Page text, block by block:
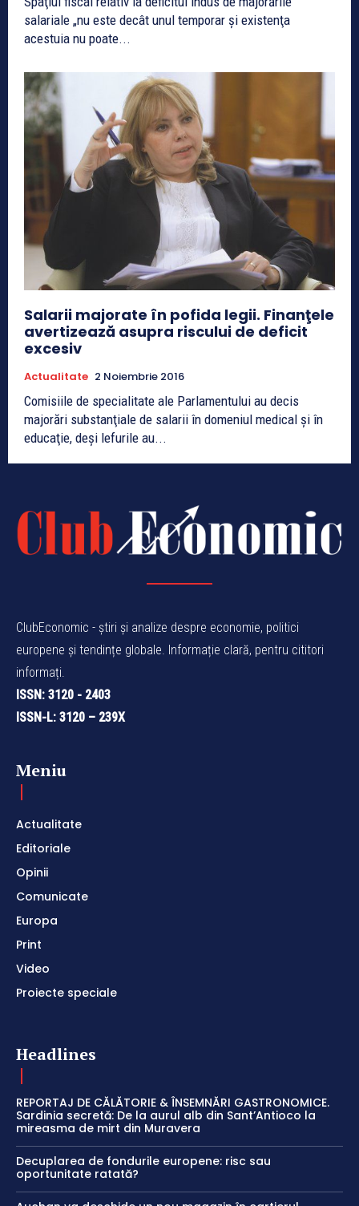
salariale „nu este decât unul temporar şi existenţa
acestuia nu poate...
Salarii majorate în pofida legii. Finanţele
avertizează asupra riscului de deficit
excesiv
Actualitate 2 Noiembrie 2016
Comisiile de specialitate ale Parlamentului au decis
majorări substanţiale de salarii în domeniul medical şi în
educaţie, deşi lefurile au...
ClubEconomic - știri și analize despre economie, politici
europene și tendințe globale. Informație clară, pentru cititori
informați.
ISSN: 3120 - 2403
ISSN-L: 3120 – 239X
Meniu
Actualitate
Editoriale
Opinii
Comunicate
Europa
Print
Video
Proiecte speciale
Headlines
REPORTAJ DE CĂLĂTORIE & ÎNSEMNĂRI GASTRONOMICE.
Sardinia secretă: De la aurul alb din Sant’Antioco la
mireasma de mirt din Muravera
Decuplarea de fondurile europene: risc sau
oportunitate ratată?